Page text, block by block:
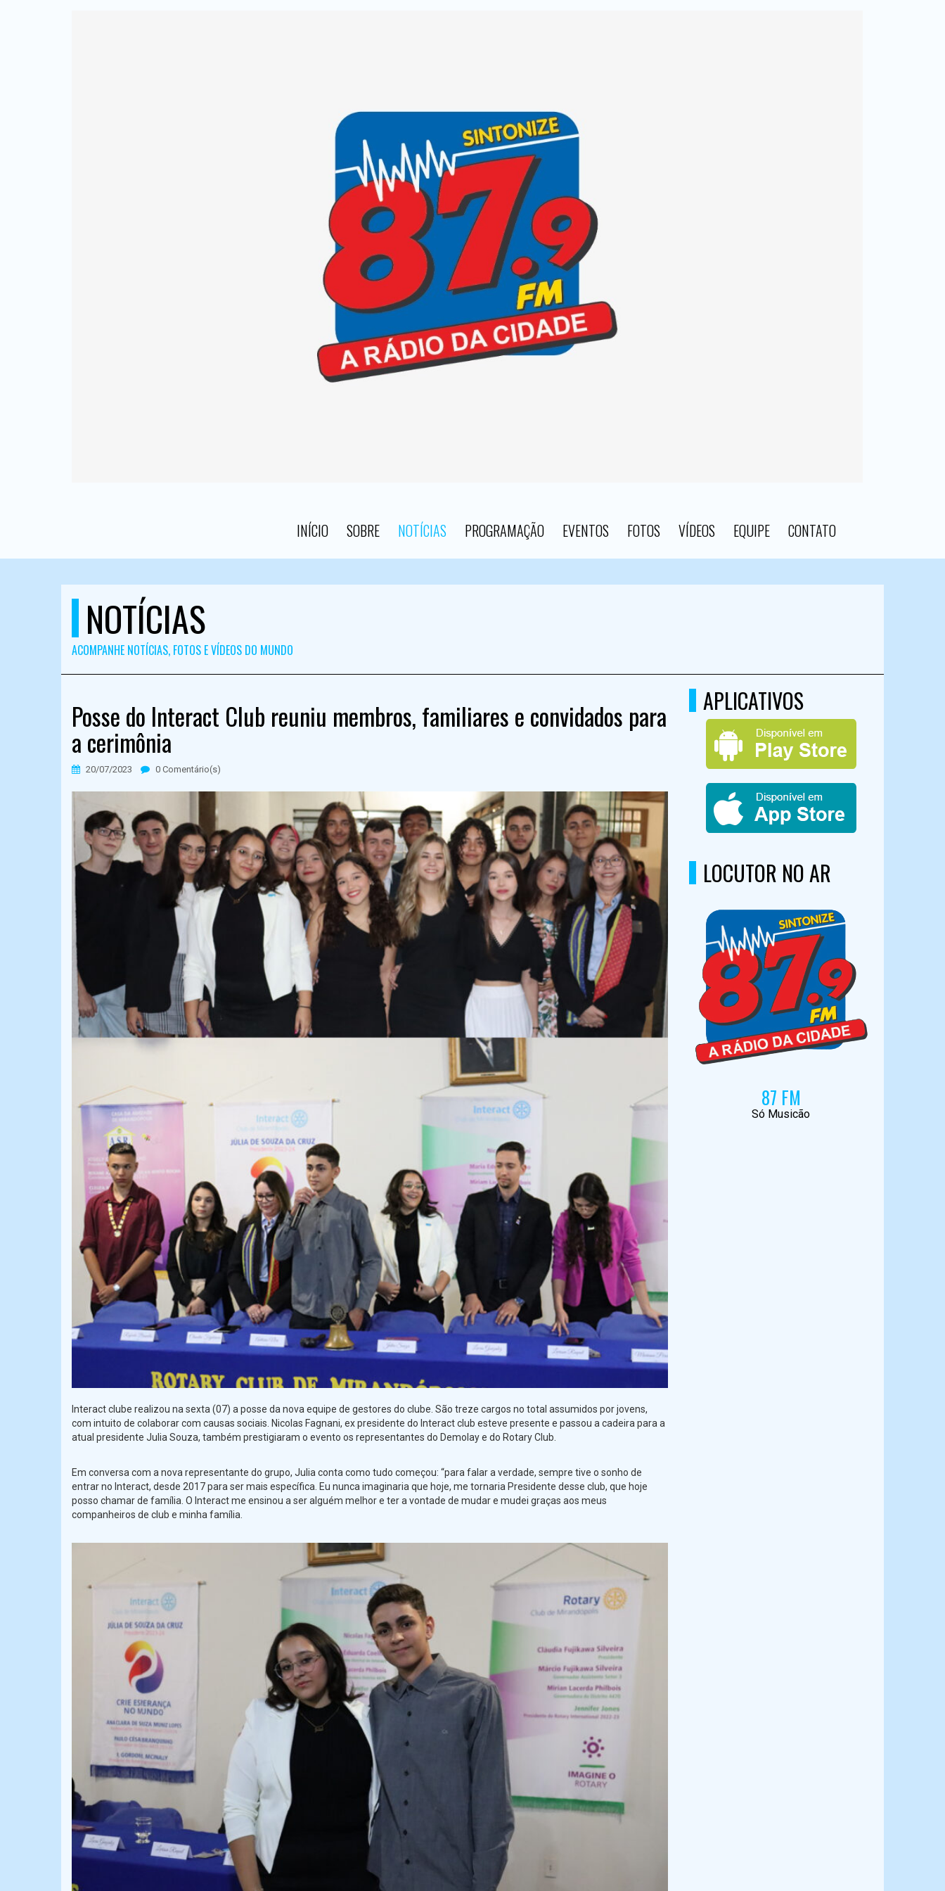
INÍCIO SOBRE NOTÍCIAS PROGRAMAÇÃO EVENTOS FOTOS VÍDEOS EQUIPE CONTATO
NOTÍCIAS
ACOMPANHE NOTÍCIAS, FOTOS E VÍDEOS DO MUNDO
Posse do Interact Club reuniu membros, familiares e convidados para
a cerimônia
20/07/2023 0 Comentário(s)
Interact clube realizou na sexta (07) a posse da nova equipe de gestores do clube. São treze cargos no total assumidos por jovens,
com intuito de colaborar com causas sociais. Nicolas Fagnani, ex presidente do Interact club esteve presente e passou a cadeira para a
atual presidente Julia Souza, também prestigiaram o evento os representantes do Demolay e do Rotary Club.
Em conversa com a nova representante do grupo, Julia conta como tudo começou: “para falar a verdade, sempre tive o sonho de
entrar no Interact, desde 2017 para ser mais específica. Eu nunca imaginaria que hoje, me tornaria Presidente desse club, que hoje
posso chamar de família. O Interact me ensinou a ser alguém melhor e ter a vontade de mudar e mudei graças aos meus
companheiros de club e minha família.
APLICATIVOS
LOCUTOR NO AR
87 FM
Só Musicão